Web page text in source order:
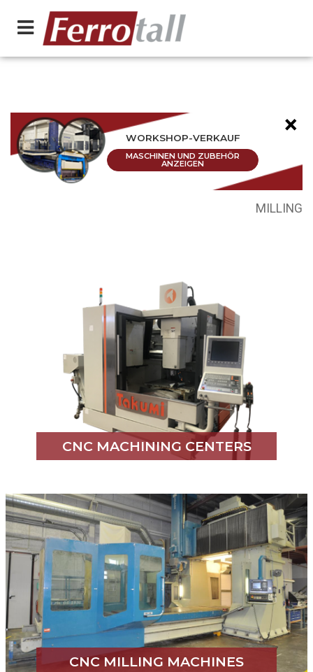
×
WORKSHOP-VERKAUF
MASCHINEN UND ZUBEHÖR
ANZEIGEN
MILLING
CNC MACHINING CENTERS
CNC MILLING MACHINES